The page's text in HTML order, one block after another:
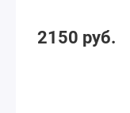
2150 руб.